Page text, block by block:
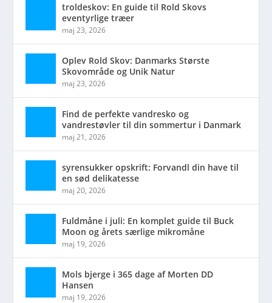
troldeskov: En guide til Rold Skovs
eventyrlige træer
maj 23, 2026
Oplev Rold Skov: Danmarks Største
Skovområde og Unik Natur
maj 23, 2026
Find de perfekte vandresko og
vandrestøvler til din sommertur i Danmark
maj 21, 2026
syrensukker opskrift: Forvandl din have til
en sød delikatesse
maj 20, 2026
Fuldmåne i juli: En komplet guide til Buck
Moon og årets særlige mikromåne
maj 19, 2026
Mols bjerge i 365 dage af Morten DD
Hansen
maj 19, 2026